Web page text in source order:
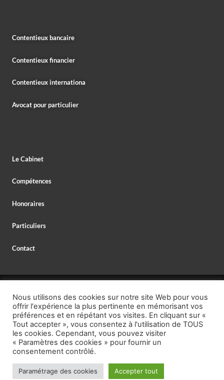
Contentieux bancaire
Contentieux financier
Contentieux internationa
Avocat pour particulier
Le Cabinet
Compétences
Honoraires
Particuliers
Contact
AVOCAT SPÉCIALISTE EN DROIT BANCAIRE,
MENTIONS LÉGALES– PROTECTION DES DONNÉES
TÉL. : +33 (0)1 40 26 95 00,
EMAIL : secretariat @ delespaul.net,
RENDEZ-VOUS GRATUIT :https://calendly.com/maitre-maxime-
delespaul-avocat
Nous utilisons des cookies sur notre site Web pour vous
offrir l'expérience la plus pertinente en mémorisant vos
préférences et en répétant vos visites. En cliquant sur «
Tout accepter », vous consentez à l'utilisation de TOUS
les cookies. Cependant, vous pouvez visiter
« Paramètres des cookies » pour fournir un
consentement contrôlé.
Paramétrage des cookies Accepter tout